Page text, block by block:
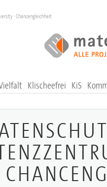
· Chancengleichheit
Klischeefrei KiS